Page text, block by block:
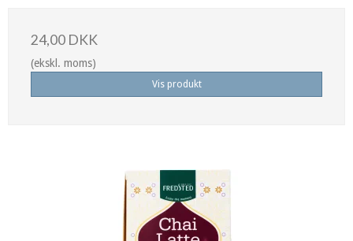
24,00 DKK
(ekskl. moms)
Vis produkt